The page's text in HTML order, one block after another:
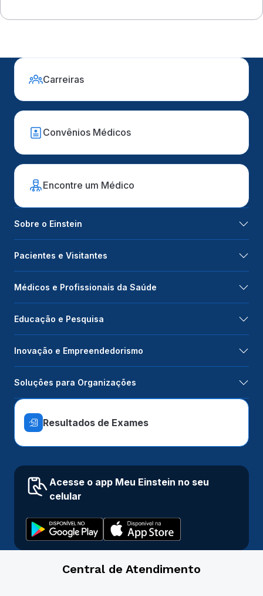
Carreiras
Convênios Médicos
Encontre um Médico
Sobre o Einstein
Pacientes e Visitantes
Médicos e Profissionais da Saúde
Educação e Pesquisa
Inovação e Empreendedorismo
Soluções para Organizações
Resultados de Exames
Acesse o app Meu Einstein no seu
celular
Central de Atendimento